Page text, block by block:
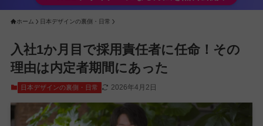
ホーム 日本デザインの裏側・日常
入社1か月目で採用責任者に任命！その
理由は内定者期間にあった
日本デザインの裏側・日常 2026年4月2日